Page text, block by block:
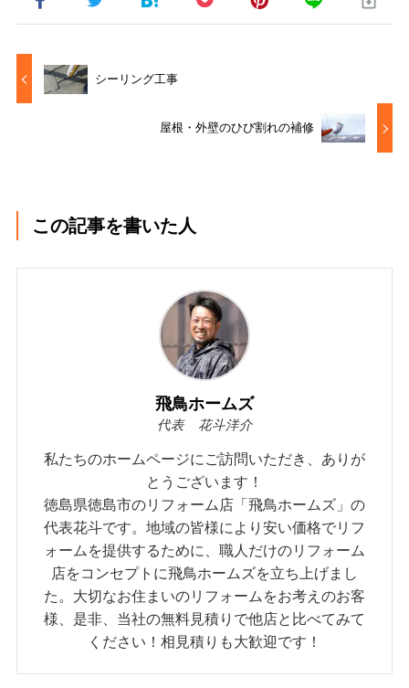
シーリング工事
屋根・外壁のひび割れの補修
この記事を書いた人
飛鳥ホームズ
代表 花斗洋介
私たちのホームページにご訪問いただき、ありが
とうございます！
徳島県徳島市のリフォーム店「飛鳥ホームズ」の
代表花斗です。地域の皆様により安い価格でリフ
ォームを提供するために、職人だけのリフォーム
店をコンセプトに飛鳥ホームズを立ち上げまし
た。大切なお住まいのリフォームをお考えのお客
様、是非、当社の無料見積りで他店と比べてみて
ください！相見積りも大歓迎です！